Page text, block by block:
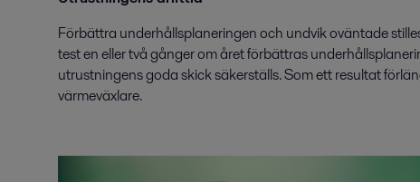
Förbättra underhållsplaneringen och undvik oväntade
test en eller två gånger om året förbättras
utrustningens goda skick säkerställs. Som ett resultat
värmeväxlare.